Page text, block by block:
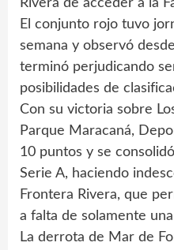
Rivera de acceder a la
El conjunto rojo tuvo
semana y observó
terminó perjudicando
posibilidades de
Con su victoria sobre
Parque Maracaná,
10 puntos y se
Serie A, haciendo
Frontera Rivera, que
a falta de solamente
La derrota de Mar de